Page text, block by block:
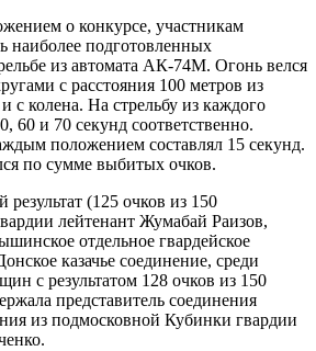
о конкурсе, участникам
наиболее подготовленных
из автомата АК-74М. Огонь велся
с расстояния 100 метров из
с колена. На стрельбу из каждого
60 и 70 секунд соответственно.
положением составлял 15 секунд.
по сумме выбитых очков.
(125 очков из 150
лейтенант Жумабай Раизов,
отдельное гвардейское
казачье соединение, среди
с результатом 128 очков из 150
представитель соединения
из подмосковной Кубинки гвардии